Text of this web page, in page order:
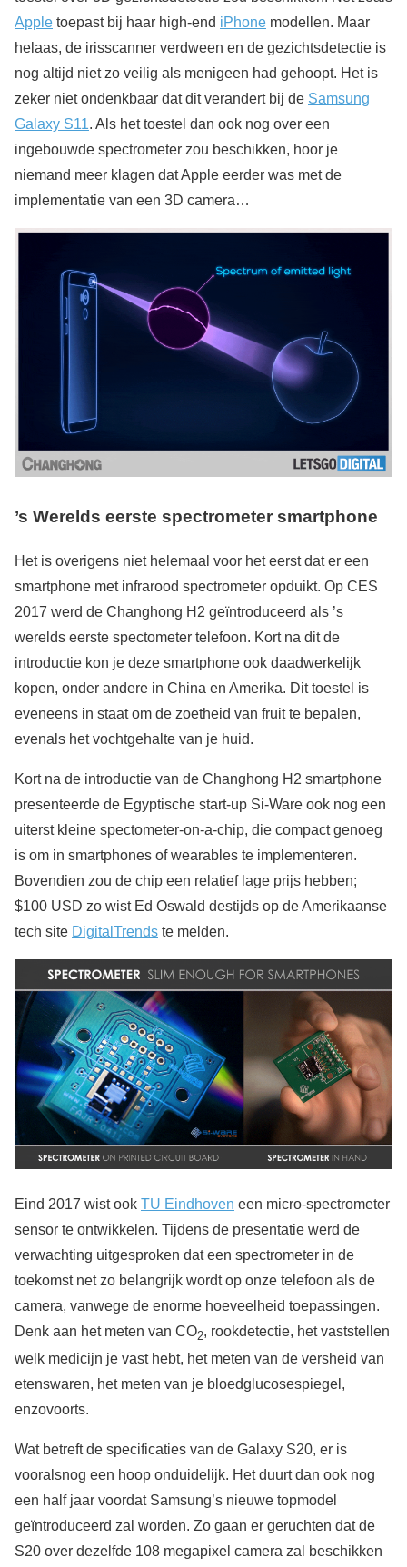
Apple toepast bij haar high-end iPhone modellen. Maar
helaas, de irisscanner verdween en de gezichtsdetectie is
nog altijd niet zo veilig als menigeen had gehoopt. Het is
zeker niet ondenkbaar dat dit verandert bij de Samsung
Galaxy S11. Als het toestel dan ook nog over een
ingebouwde spectrometer zou beschikken, hoor je
niemand meer klagen dat Apple eerder was met de
implementatie van een 3D camera…
’s Werelds eerste spectrometer smartphone
Het is overigens niet helemaal voor het eerst dat er een
smartphone met infrarood spectrometer opduikt. Op CES
2017 werd de Changhong H2 geïntroduceerd als ’s
werelds eerste spectometer telefoon. Kort na dit de
introductie kon je deze smartphone ook daadwerkelijk
kopen, onder andere in China en Amerika. Dit toestel is
eveneens in staat om de zoetheid van fruit te bepalen,
evenals het vochtgehalte van je huid.
Kort na de introductie van de Changhong H2 smartphone
presenteerde de Egyptische start-up Si-Ware ook nog een
uiterst kleine spectometer-on-a-chip, die compact genoeg
is om in smartphones of wearables te implementeren.
Bovendien zou de chip een relatief lage prijs hebben;
$100 USD zo wist Ed Oswald destijds op de Amerikaanse
tech site DigitalTrends te melden.
Eind 2017 wist ook TU Eindhoven een micro-spectrometer
sensor te ontwikkelen. Tijdens de presentatie werd de
verwachting uitgesproken dat een spectrometer in de
toekomst net zo belangrijk wordt op onze telefoon als de
camera, vanwege de enorme hoeveelheid toepassingen.
Denk aan het meten van CO2, rookdetectie, het vaststellen
welk medicijn je vast hebt, het meten van de versheid van
etenswaren, het meten van je bloedglucosespiegel,
enzovoorts.
Wat betreft de specificaties van de Galaxy S20, er is
vooralsnog een hoop onduidelijk. Het duurt dan ook nog
een half jaar voordat Samsung’s nieuwe topmodel
geïntroduceerd zal worden. Zo gaan er geruchten dat de
S20 over dezelfde 108 megapixel camera zal beschikken